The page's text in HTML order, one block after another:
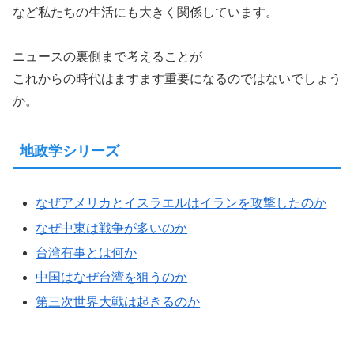
など私たちの生活にも大きく関係しています。
ニュースの裏側まで考えることが
これからの時代はますます重要になるのではないでしょう
か。
地政学シリーズ
なぜアメリカとイスラエルはイランを攻撃したのか
なぜ中東は戦争が多いのか
台湾有事とは何か
中国はなぜ台湾を狙うのか
第三次世界大戦は起きるのか